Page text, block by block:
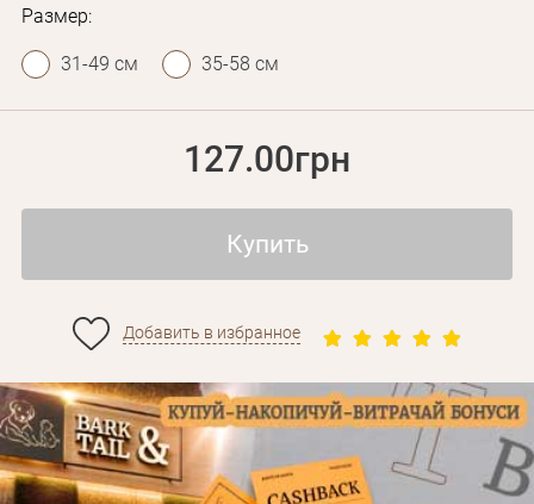
Размер:
31-49 см 35-58 см
127.00грн
Купить
Добавить в избранное